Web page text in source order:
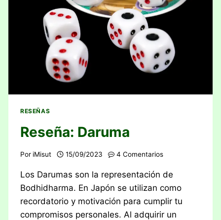
RESEÑAS
Reseña: Daruma
Por iMisut 15/09/2023 4 Comentarios
Los Darumas son la representación de
Bodhidharma. En Japón se utilizan como
recordatorio y motivación para cumplir tu
compromisos personales. Al adquirir un